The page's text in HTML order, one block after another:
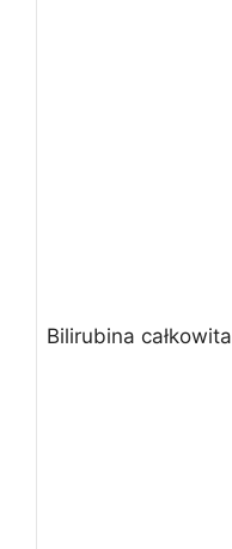
Bilirubina całkowita